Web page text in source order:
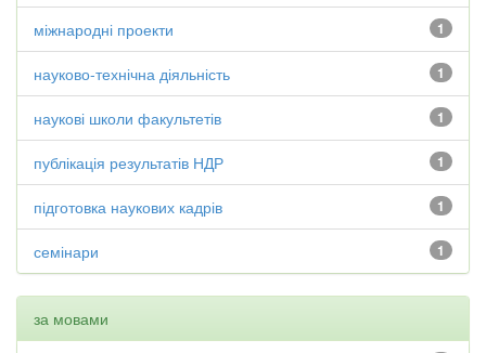
1
міжнародні проекти
1
науково-технічна діяльність
1
наукові школи факультетів
1
публікація результатів НДР
1
підготовка наукових кадрів
1
семінари
за мовами